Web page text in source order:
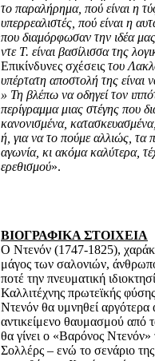
το παραλήρημα, πού είναι η
υπερρεαλιστές, πού είναι η
που διαμόρφωσαν την ιδέα
ντε Τ. είναι βασίλισσα της
Επικίνδυνες σχέσεις του
υπέρτατη αποστολή της είναι
» Τη βλέπω να οδηγεί τον
περίγραμμα μιας στέγης που
κανονισμένα, κατασκευασμένα,
ή, για να το πούμε αλλιώς, τα
αγωνία, κι ακόμα καλύτερα,
ερεθισμού».
ΒΙΟΓΡΑΦΙΚΑ ΣΤΟΙΧΕΙΑ
Ο Ντενόν (1747-1825),
μάγος των σαλονιών,
ποτέ την πνευματική
Καλλιτέχνης πρωτεϊκής
Ντενόν θα υμνηθεί αργότερα
αντικείμενο θαυμασμού από
θα γίνει ο «Βαρόνος
Σολλέρς – ενώ το σενάριο της